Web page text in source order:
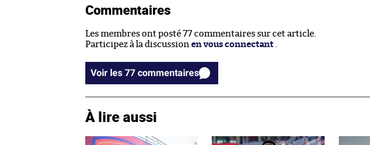
Commentaires
Les membres ont posté 77 commentaires sur cet article.
Participez à la discussion en vous connectant .
Voir les 77 commentaires
À lire aussi